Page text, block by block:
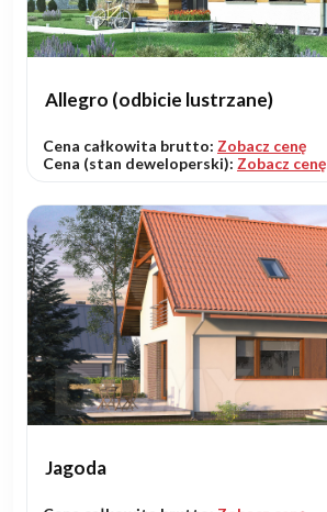
Allegro (odbicie lustrzane)
Cena całkowita brutto: Zobacz cenę
Cena (stan deweloperski): Zobacz cenę
Jagoda